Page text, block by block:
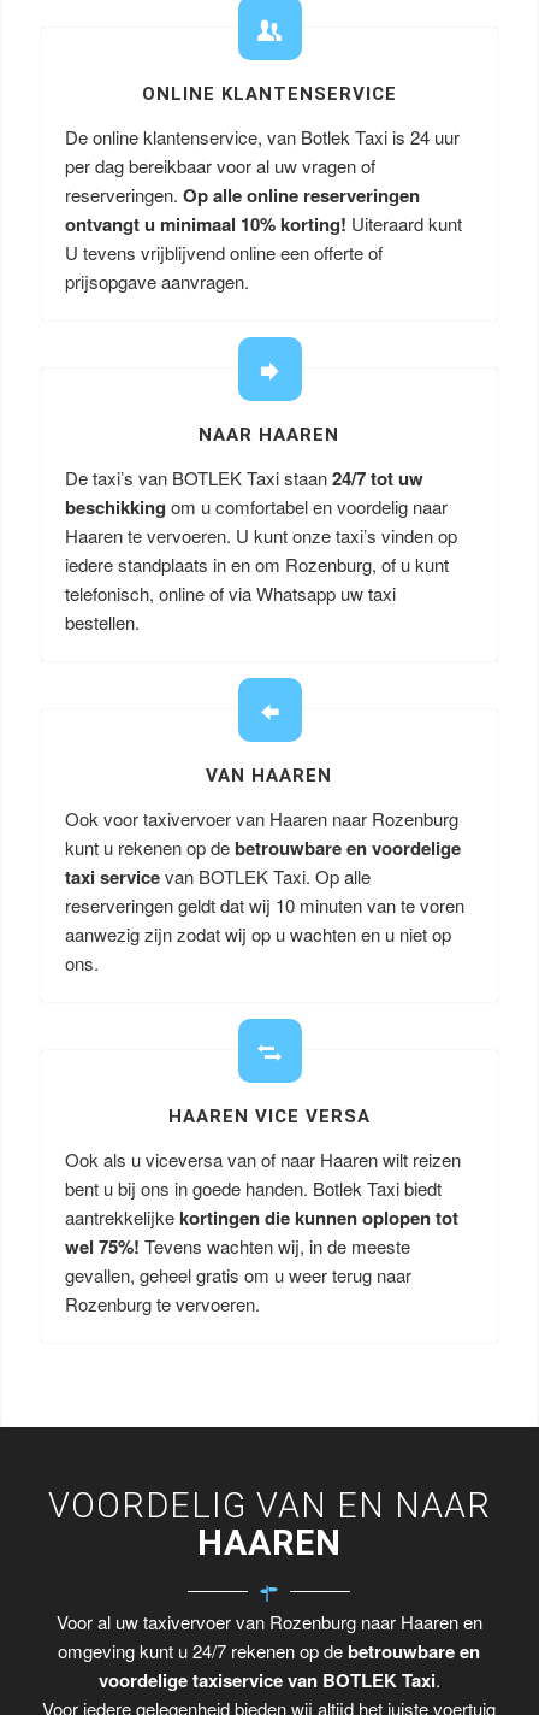
ONLINE KLANTENSERVICE
De online klantenservice, van Botlek Taxi is 24 uur
per dag bereikbaar voor al uw vragen of
reserveringen. Op alle online reserveringen
ontvangt u minimaal 10% korting! Uiteraard kunt
U tevens vrijblijvend online een offerte of
prijsopgave aanvragen.
NAAR HAAREN
De taxi’s van BOTLEK Taxi staan24/7 tot uw
beschikking om u comfortabel en voordelig naar
Haaren te vervoeren. U kunt onze taxi’s vinden op
iedere standplaats in en om Rozenburg, of u kunt
telefonisch, online of via Whatsapp uw taxi
bestellen.
VAN HAAREN
Ook voor taxivervoer van Haaren naar Rozenburg
kunt u rekenen op debetrouwbare en voordelige
taxi servicevan BOTLEK Taxi. Op alle
reserveringen geldt dat wij 10 minuten van te voren
aanwezig zijn zodat wij op u wachten en u niet op
ons.
HAAREN VICE VERSA
Ook als u viceversa van of naar Haaren wilt reizen
bent u bij ons in goede handen. Botlek Taxi biedt
aantrekkelijkekortingen die kunnen oplopen tot
wel 75%! Tevens wachten wij, in de meeste
gevallen, geheel gratis om u weer terug naar
Rozenburg te vervoeren.
VOORDELIG VAN EN NAAR
HAAREN
Voor al uw taxivervoer van Rozenburg naar Haaren en
omgeving kunt u 24/7 rekenen op debetrouwbare en
voordelige taxiservice van BOTLEK Taxi.
Voor iedere gelegenheid bieden wij altijd het juiste voertuig